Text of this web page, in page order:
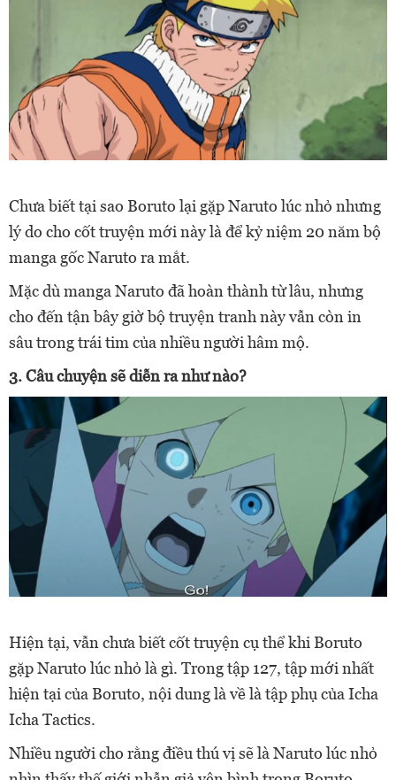
Chưa biết tại sao Boruto lại gặp Naruto lúc nhỏ nhưng
lý do cho cốt truyện mới này là để kỷ niệm 20 năm bộ
manga gốc Naruto ra mắt.
Mặc dù manga Naruto đã hoàn thành từ lâu, nhưng
cho đến tận bây giờ bộ truyện tranhnày vẫn còn in
sâu trong trái tim của nhiều người hâm mộ.
3. Câu chuyện sẽ diễn ra như nào?
Hiện tại, vẫn chưa biết cốt truyện cụ thể khi Boruto
gặp Naruto lúc nhỏ là gì. Trong tập 127, tập mới nhất
hiện tại của Boruto, nội dung là về là tậpphụ của Icha
Icha Tactics.
Nhiều người cho rằng điều thú vị sẽ là Naruto lúc nhỏ